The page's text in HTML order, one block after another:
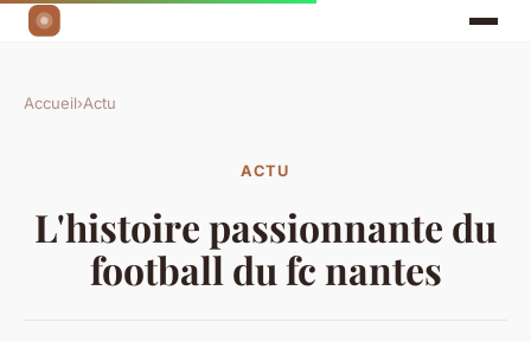
Accueil›Actu
ACTU
L'histoire passionnante du
football du fc nantes